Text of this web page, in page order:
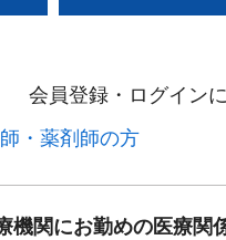
会員登録・ログイン
・薬剤師の方​
機関にお勤めの医療関